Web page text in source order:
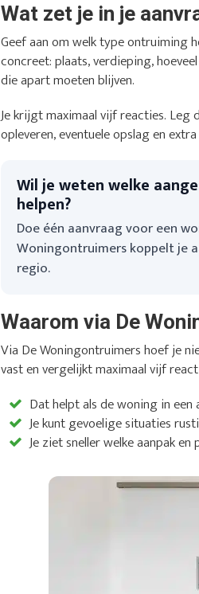
Wat zet je in je
Geef aan om welk type ontruiming
concreet: plaats, verdieping,
die apart moeten blijven.
Je krijgt maximaal vijf reacties. Leg
opleveren, eventuele opslag en
Wil je weten welke
helpen?
Doe één aanvraag voor een
Woningontruimers koppelt je
regio.
Waarom via De
Via De Woningontruimers hoef je
vast en vergelijkt maximaal vijf
Dat helpt als de woning in
Je kunt gevoelige situaties
Je ziet sneller welke aanpak